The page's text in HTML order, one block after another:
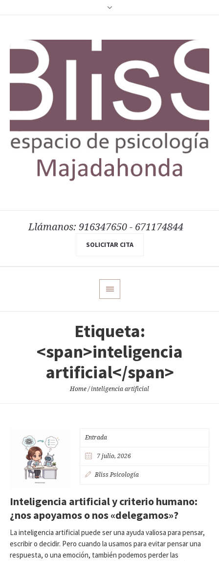
Llámanos: 916347650 - 671174844
SOLICITAR CITA
Etiqueta:
<span>inteligencia
artificial</span>
Home /inteligencia artificial
Entrada
7 julio, 2026
Bliss Psicología
Inteligencia artificial y criterio humano:
¿nos apoyamos o nos «delegamos»?
La inteligencia artificial puede ser una ayuda valiosa para pensar,
escribir o decidir. Pero cuando la usamos para evitar pensar una
respuesta, o una emoción, también podemos perder las